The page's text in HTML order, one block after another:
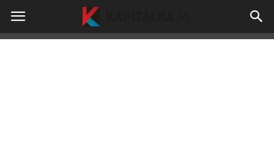
kapitalka.pl